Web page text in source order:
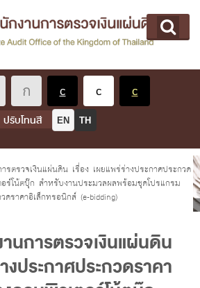
ผ่นดิน
วกับการตรวจเงินแผ่นดิน
น
รัพยากรบุคคล
จเงินแผ่นดิน
งินแผ่นดิน พ.ศ. 2561
ปรับโทนสี EN TH
รตรวจเงินแผ่นดิน เรื่อง เผยแพร่ร่างประกาศประกวด
อร์โน้ตบุ๊ก สำหรับงานประมวลผลพร้อมชุดโปรแกรม
ราคาอิเล็กทรอนิกส์ (e-bidding)
นการตรวจเงินแผ่นดิน
งประกาศประกวดราคา